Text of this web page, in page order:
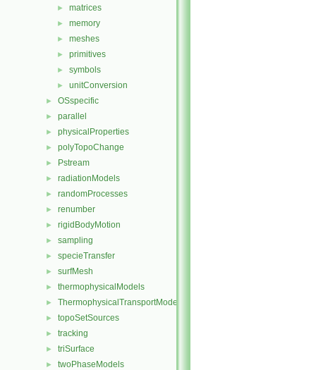
► matrices
► memory
► meshes
► primitives
► symbols
► unitConversion
► OSspecific
► parallel
► physicalProperties
► polyTopoChange
► Pstream
► radiationModels
► randomProcesses
► renumber
► rigidBodyMotion
► sampling
► specieTransfer
► surfMesh
► thermophysicalModels
► ThermophysicalTransportModels
► topoSetSources
► tracking
► triSurface
► twoPhaseModels